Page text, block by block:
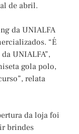
de abril.
da UNIALFA
“É
UNIALFA”,
gola polo,
relata
da loja foi
brindes